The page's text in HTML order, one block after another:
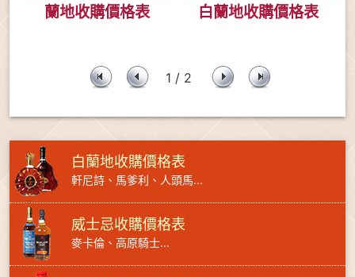
蘭地收購價格表
白蘭地收購價格表
1 / 2
白蘭地收購價格表
軒尼詩、馬爹利、人頭馬...
威士忌收購價格表
麥卡倫、高原騎士...